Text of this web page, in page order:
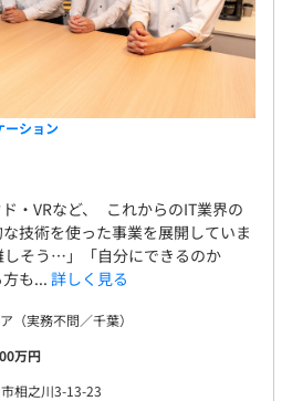
Services／Microsoft Azure
／Azure Notebook／
Databricks（PySpark）
Code／AWS Cloud9
Microsoft Teams
代で構成されている若い組織で
活躍しています。
ーション
・VRなど、 これからのIT業界の
技術を使った事業を展開していま
しそう…」「自分にできるのか
も... 詳しく見る
（実務不問／千葉）
万円
相之川3-13-23